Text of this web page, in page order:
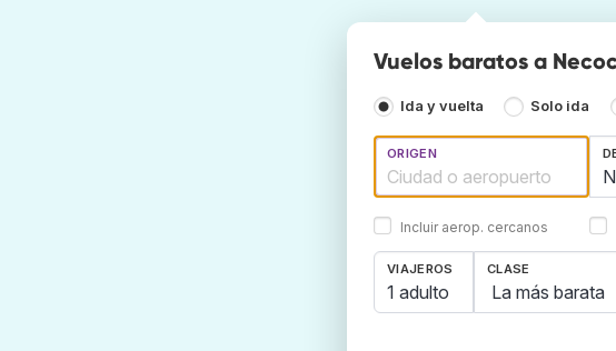
Vuelos baratos a
Ida y vuelta Solo ida
ORIGEN
Incluir aerop. cercanos
VIAJEROS
1 adulto
CLASE